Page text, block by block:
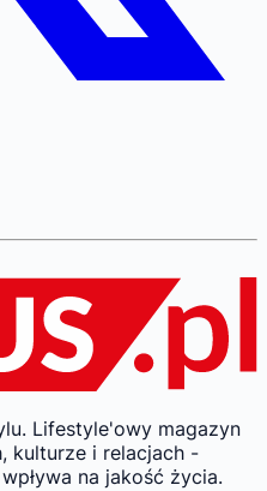
Lifestyle'owy magazyn
kulturze i relacjach -
na jakość życia.